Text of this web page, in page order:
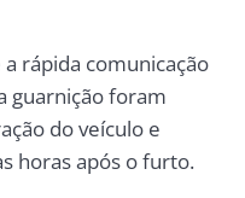
rápida comunicação
guarnição foram
do veículo e
horas após o furto.